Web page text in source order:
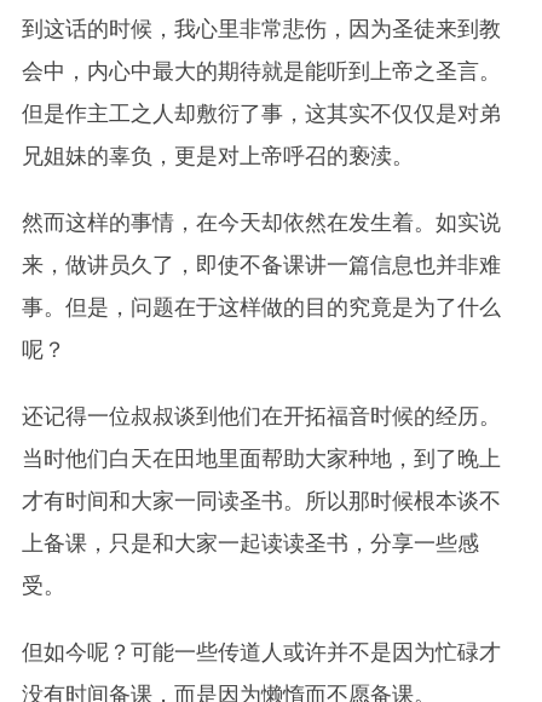
到这话的时候，我心里非常悲伤，因为圣徒来到教
会中，内心中最大的期待就是能听到上帝之圣言。
但是作主工之人却敷衍了事，这其实不仅仅是对弟
兄姐妹的辜负，更是对上帝呼召的亵渎。
然而这样的事情，在今天却依然在发生着。如实说
来，做讲员久了，即使不备课讲一篇信息也并非难
事。但是，问题在于这样做的目的究竟是为了什么
呢？
还记得一位叔叔谈到他们在开拓福音时候的经历。
当时他们白天在田地里面帮助大家种地，到了晚上
才有时间和大家一同读圣书。所以那时候根本谈不
上备课，只是和大家一起读读圣书，分享一些感
受。
但如今呢？可能一些传道人或许并不是因为忙碌才
没有时间备课，而是因为懒惰而不愿备课。